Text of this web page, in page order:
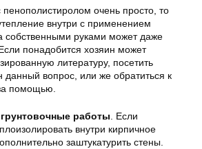
пенополистиролом очень просто, то
внутри с применением
собственными руками может даже
понадобится хозяин может
литературу, посетить
данный вопрос, или же обратиться к
помощью.
работы. Если
внутри кирпичное
заштукатурить стены.